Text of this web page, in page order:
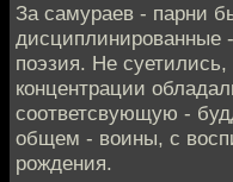
За самураев - парни
дисциплинированные
поэзия. Не
концентрации
соответсвующую -
общем - воины, с
рождения.